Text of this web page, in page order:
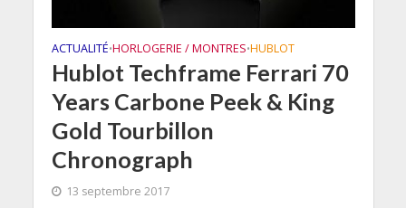
ACTUALITÉ•HORLOGERIE / MONTRES•HUBLOT
Hublot Techframe Ferrari 70
Years Carbone Peek & King
Gold Tourbillon
Chronograph
13 septembre 2017